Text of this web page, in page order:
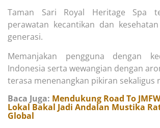
Taman Sari Royal Heritage Spa
perawatan kecantikan dan
generasi.
Memanjakan pengguna dengan
Indonesia serta wewangian dengan
terasa menenangkan pikiran sekaligus
Baca Juga: Mendukung Road To
Lokal Bakal Jadi Andalan Mustika
Global